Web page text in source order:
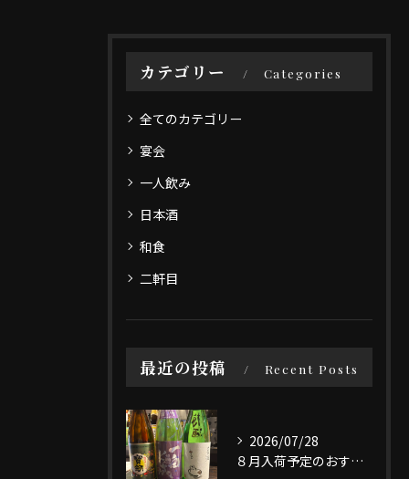
カテゴリー Categories
全てのカテゴリー
宴会
一人飲み
日本酒
和食
二軒目
最近の投稿 Recent Posts
2026/07/28
８月入荷予定のおすすめ日本酒3選です。